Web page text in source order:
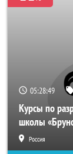
05:28:46
Курсы по
школы
Россия